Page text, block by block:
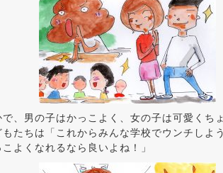
、男の子はかっこよく、女の子は可愛くち
たちは「これからみんな学校でウンチしよ
よくなれるなら良いよね！」